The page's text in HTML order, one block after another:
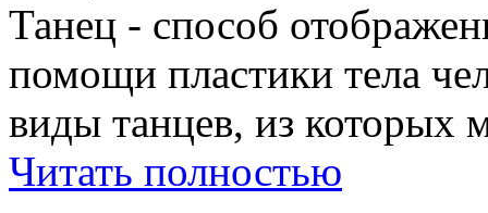
Танец - способ
помощи пластики тела
виды танцев, из которых
Читать полностью